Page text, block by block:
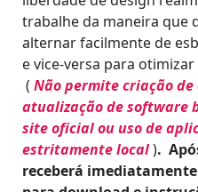
i
n
a
l
e
r
a
:
R
l
é
:
R
$
7
6
.
trabalhe da maneira que
alternar facilmente de
e vice-versa para
( Não permite criação
atualização de software
site oficial ou uso de
estritamente local).
receberá